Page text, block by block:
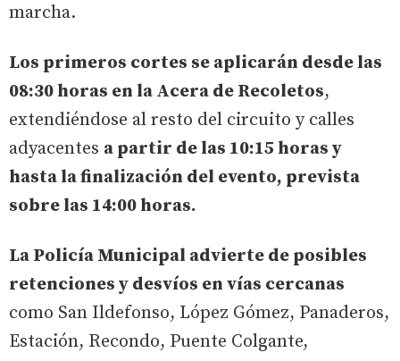
marcha.
Los primeros cortes se aplicarán desde las
08:30 horas en la Acera de Recoletos,
extendiéndose al resto del circuito y calles
adyacentes a partir de las 10:15 horas y
hasta la finalización del evento, prevista
sobre las 14:00 horas.
La Policía Municipal advierte de posibles
retenciones y desvíos en vías cercanas
como San Ildefonso, López Gómez, Panaderos,
Estación, Recondo, Puente Colgante,